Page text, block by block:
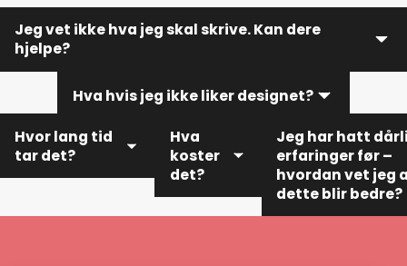
Jeg vet ikke hva jeg skal skrive. Kan dere
hjelpe?
Ja! Vi skriver all alle produktbeskrivelsene for deg
om ønskelig. Du slipper å skrive noe selv.
Hva hvis jeg ikke liker designet?
Du får alltid utkast du kan gi tilbakemeldinger på. Vi
jobber tett sammen og justerer til du er fornøyd.
Hvor lang tid
tar det?
Vanlig
Hva
koster
det?
Jeg har hatt
erfaringer før –
hvordan vet jeg
dette blir bedre?